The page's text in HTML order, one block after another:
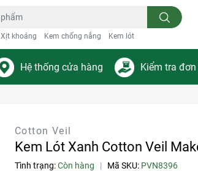
Xịt khoáng Kem chống nắng Kem lót
Hệ thống cửa hàng Kiểm tra
Cotton Veil
Kem Lót Xanh Cotton Veil
Tình trạng:Còn hàng | Mã SKU: PVN8396